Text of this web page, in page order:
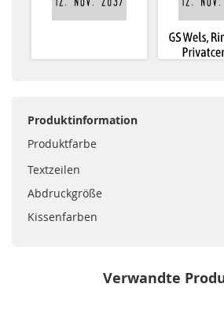
Produktinformation
Produktfarbe
Textzeilen
Abdruckgröße
Kissenfarben
Verwandte